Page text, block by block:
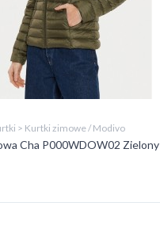
> Kurtki zimowe / Modivo
Cha P000WDOW02 Zielony